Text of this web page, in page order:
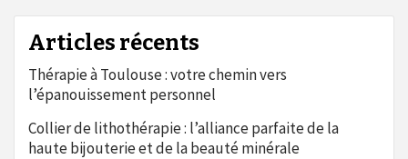
Articles récents
Thérapie à Toulouse : votre chemin vers
l’épanouissement personnel
Collier de lithothérapie : l’alliance parfaite de la
haute bijouterie et de la beauté minérale